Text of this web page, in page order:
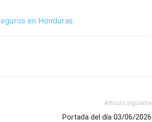
en Honduras
Artículo siguiente
Portada del día 03/06/2026